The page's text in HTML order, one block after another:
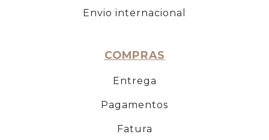
Envio internacional
COMPRAS
Entrega
Pagamentos
Fatura